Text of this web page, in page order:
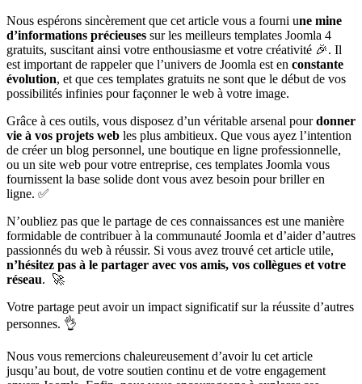
Nous espérons sincèrement que cet article vous a fourni une mine
d’informations précieuses sur les meilleurs templates Joomla 4
gratuits, suscitant ainsi votre enthousiasme et votre créativité 🎉. Il
est important de rappeler que l’univers de Joomla est en constante
évolution, et que ces templates gratuits ne sont que le début de vos
possibilités infinies pour façonner le web à votre image.
Grâce à ces outils, vous disposez d’un véritable arsenal pourdonner
vie à vos projets web les plus ambitieux. Que vous ayez l’intention
de créer un blog personnel, une boutique en ligne professionnelle,
ou un site web pour votre entreprise, ces templates Joomla vous
fournissent la base solide dont vous avez besoin pour briller en
ligne. ✅
N’oubliez pas que le partage de ces connaissances est une manière
formidable de contribuer à la communauté Joomla et d’aider d’autres
passionnés du web à réussir. Si vous avez trouvé cet article utile,
n’hésitez pas à le partager avec vos amis, vos collègues et votre
réseau. 🚀
Votre partage peut avoir un impact significatif sur la réussite d’autres
personnes. 👌
Nous vous remercions chaleureusement d’avoir lu cet article
jusqu’au bout, de votre soutien continu et de votre engagement